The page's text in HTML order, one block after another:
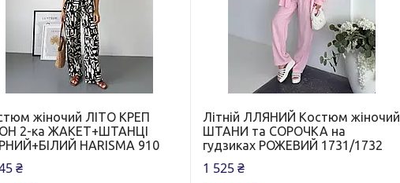
жіночий ЛІТО КРЕП
2-ка ЖАКЕТ+ШТАНЦІ
HARISMA 910
₴
Літній ЛЛЯНИЙ Костюм жіночий
ШТАНИ та СОРОЧКА на
гудзиках РОЖЕВИЙ 1731/1732
1 525 ₴